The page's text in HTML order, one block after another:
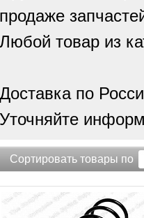
продаже
Любой товар из
Доставка по
Уточняйте
Сортировать товары по